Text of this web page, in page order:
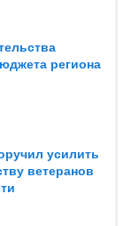
региона
усилить
ветеранов